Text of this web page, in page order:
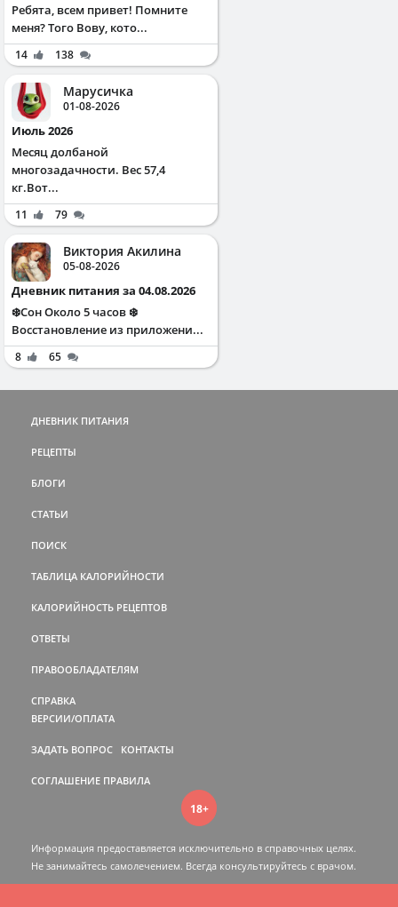
Ребята, всем привет! Помните
меня? Того Вову, кото...
14 138
Марусичка
01-08-2026
Июль 2026
Месяц долбаной
многозадачности. Вес 57,4
кг.Вот...
11 79
Виктория Акилина
05-08-2026
Дневник питания за 04.08.2026
❄️Сон Около 5 часов ❄️
Восстановление из приложени...
8 65
ДНЕВНИК ПИТАНИЯ
РЕЦЕПТЫ
БЛОГИ
СТАТЬИ
ПОИСК
ТАБЛИЦА КАЛОРИЙНОСТИ
КАЛОРИЙНОСТЬ РЕЦЕПТОВ
ОТВЕТЫ
ПРАВООБЛАДАТЕЛЯМ
СПРАВКА
ВЕРСИИ/ОПЛАТА
ЗАДАТЬ ВОПРОС КОНТАКТЫ
СОГЛАШЕНИЕ ПРАВИЛА
18+
Информация предоставляется исключительно в справочных целях.
Не занимайтесь самолечением. Всегда консультируйтесь c врачом.